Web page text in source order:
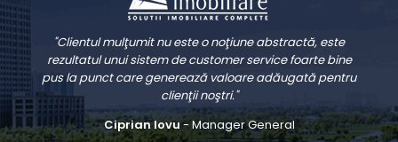
"Clientul mulţumit nu este o noţiune abstractă, este
rezultatul unui sistem de customer service foarte bine
pus la punct care generează valoare adăugată pentru
clienţii noştri."
Ciprian Iovu- Manager General